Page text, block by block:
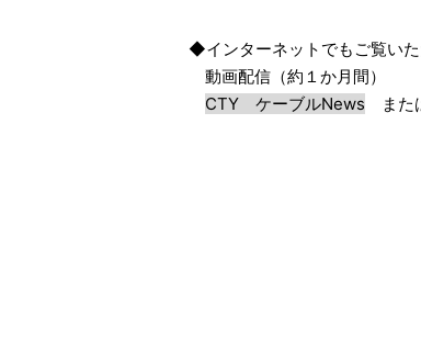
◆インターネットでもご覧いた
動画配信（約１か月間）
CTY ケーブルNews また